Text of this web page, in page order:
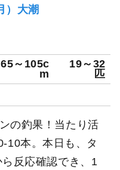
）大潮
65～105c
m
19～32
匹
の釣果！当たり活
10本。本日も、タ
反応確認でき、1